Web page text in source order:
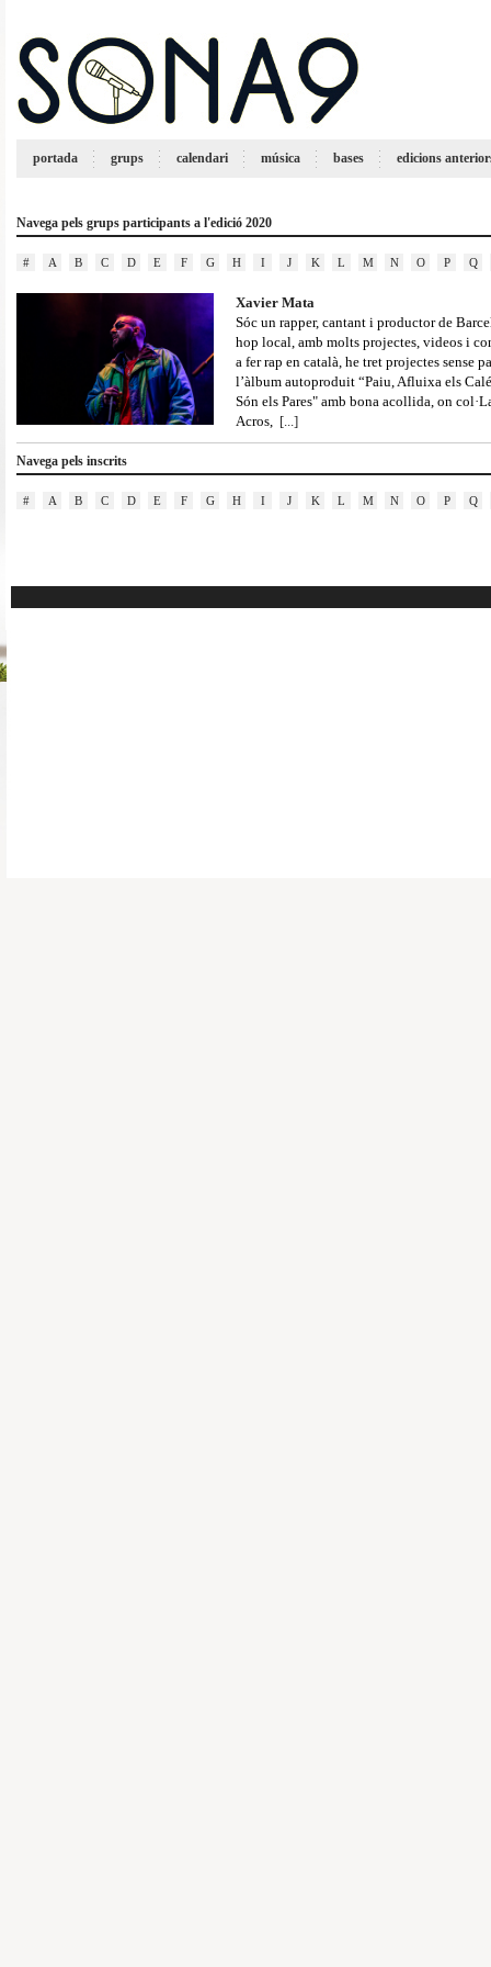
portada grups calendari música bases edicions
Navega pels grups participants a l'edició 2020
# A B C D E F G H I J K L M N O P Q
Xavier Mata
Sóc un rapper, cantant i productor de
hop local, amb molts projectes, videos i
a fer rap en català, he tret projectes sense
l’àlbum autoproduit “Paiu, Afluixa els
Són els Pares" amb bona acollida, on
Acros, [...]
Navega pels inscrits
# A B C D E F G H I J K L M N O P Q